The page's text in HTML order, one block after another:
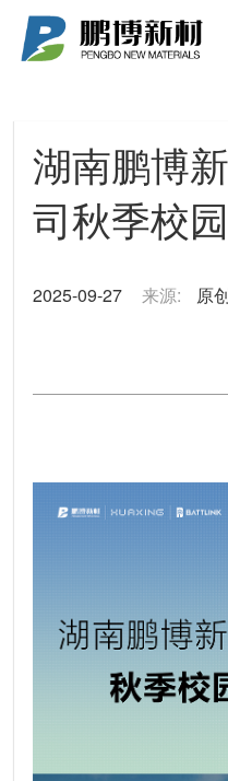
致力于为客户提供新
新闻
湖南鹏博
司秋季校
2025-09-27 来源: 原